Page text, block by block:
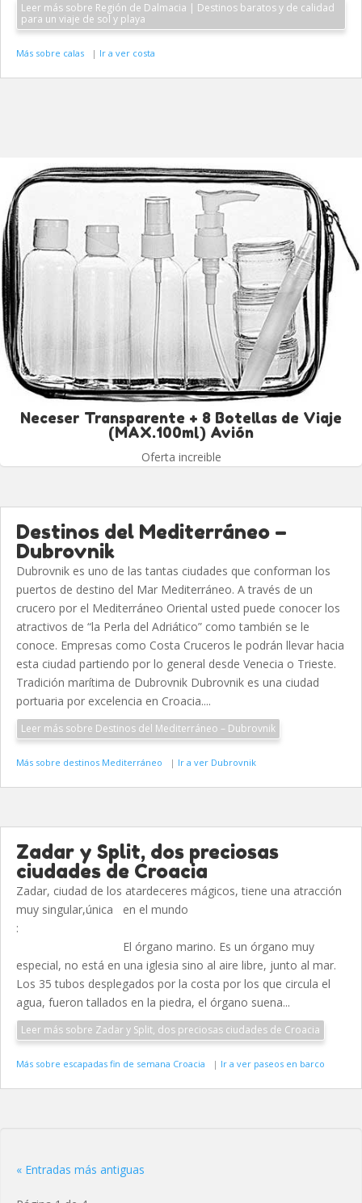
Leer más sobre Región de Dalmacia | Destinos baratos y de calidad
para un viaje de sol y playa
Más sobre calas | Ir a ver costa
Neceser Transparente + 8 Botellas de Viaje
(MAX.100ml) Avión
Oferta increible
Destinos del Mediterráneo –
Dubrovnik
Dubrovnik es uno de las tantas ciudades que conforman los
puertos de destino del Mar Mediterráneo. A través de un
crucero por el Mediterráneo Oriental usted puede conocer los
atractivos de “la Perla del Adriático” como también se le
conoce. Empresas como Costa Cruceros le podrán llevar hacia
esta ciudad partiendo por lo general desde Venecia o Trieste.
Tradición marítima de Dubrovnik Dubrovnik es una ciudad
portuaria por excelencia en Croacia....
Leer más sobre Destinos del Mediterráneo – Dubrovnik
Más sobre destinos Mediterráneo | Ir a ver Dubrovnik
Zadar y Split, dos preciosas
ciudades de Croacia
Zadar, ciudad de los atardeceres mágicos, tiene una atracción
muy singular,única en el mundo
:
El órgano marino. Es un órgano muy
especial, no está en una iglesia sino al aire libre, junto al mar.
Los 35 tubos desplegados por la costa por los que circula el
agua, fueron tallados en la piedra, el órgano suena...
Leer más sobre Zadar y Split, dos preciosas ciudades de Croacia
Más sobre escapadas fin de semana Croacia | Ir a ver paseos en barco
« Entradas más antiguas